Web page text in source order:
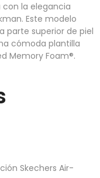
la elegancia
Este modelo
parte superior de piel
cómoda plantilla
Memory Foam®.
Skechers Air-